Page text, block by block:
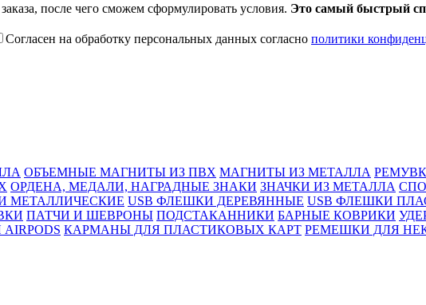
после чего сможем сформулировать условия. Это самый быстрый
Согласен на обработку персональных данных согласно политики
ОБЪЕМНЫЕ МАГНИТЫ ИЗ ПВХ МАГНИТЫ ИЗ МЕТАЛЛА
ОРДЕНА, МЕДАЛИ, НАГРАДНЫЕ ЗНАКИ ЗНАЧКИ ИЗ МЕТАЛЛА
МЕТАЛЛИЧЕСКИЕ USB ФЛЕШКИ ДЕРЕВЯННЫЕ USB ФЛЕШКИ
ПАТЧИ И ШЕВРОНЫ ПОДСТАКАННИКИ БАРНЫЕ КОВРИКИ
КАРМАНЫ ДЛЯ ПЛАСТИКОВЫХ КАРТ РЕМЕШКИ ДЛЯ